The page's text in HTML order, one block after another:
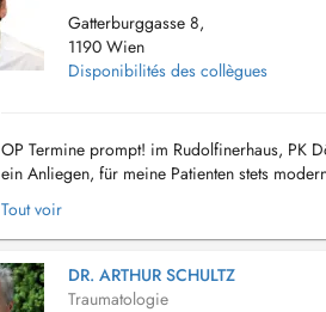
Gatterburggasse 8,
1190 Wien
Disponibilités des collègues
OP Termine prompt! im Rudolfinerhaus, PK
ein Anliegen, für meine Patienten stets
Arthroskopie, Kniegelenksersatz, Men...
Tout voir
DR. ARTHUR SCHULTZ
Traumatologie